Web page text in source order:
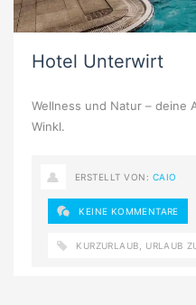
Hotel Unterwirt
Wellness und Natur – deine
Winkl.
ERSTELLT VON: CAIO
KEINE KOMMENTARE
KURZURLAUB URLAUB